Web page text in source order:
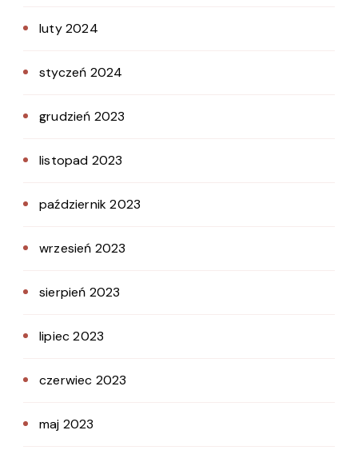
luty 2024
styczeń 2024
grudzień 2023
listopad 2023
październik 2023
wrzesień 2023
sierpień 2023
lipiec 2023
czerwiec 2023
maj 2023